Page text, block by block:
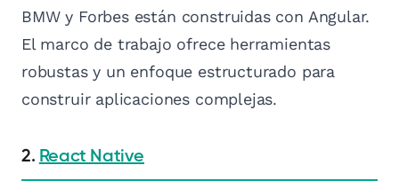
BMW y Forbes están construidas con Angular.
El marco de trabajo ofrece herramientas
robustas y un enfoque estructurado para
construir aplicaciones complejas.
2. React Native